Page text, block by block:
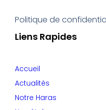
Liens Rapides
Accueil
Actualités
Notre Haras
Politique de